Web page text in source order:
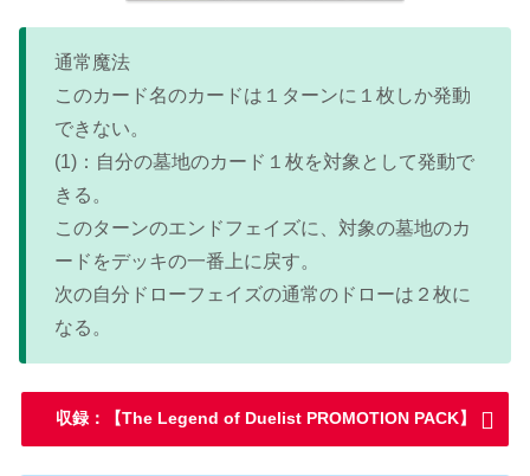
通常魔法
このカード名のカードは１ターンに１枚しか発動
できない。
(1)：自分の墓地のカード１枚を対象として発動で
きる。
このターンのエンドフェイズに、対象の墓地のカ
ードをデッキの一番上に戻す。
次の自分ドローフェイズの通常のドローは２枚に
なる。
収録：【The Legend of Duelist PROMOTION PACK】